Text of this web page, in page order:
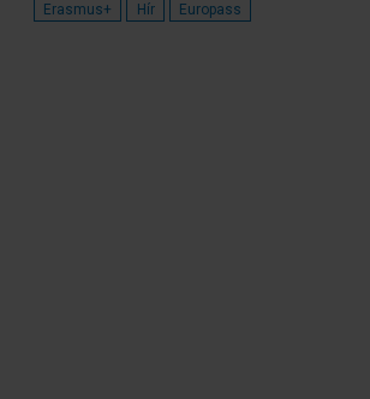
Erasmus+ Hír Europass